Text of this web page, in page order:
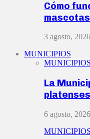
Cómo
3 agosto, 2026
MUNICIPIOS
MUNICIPIOS
La
6 agosto, 2026
MUNICIPIOS